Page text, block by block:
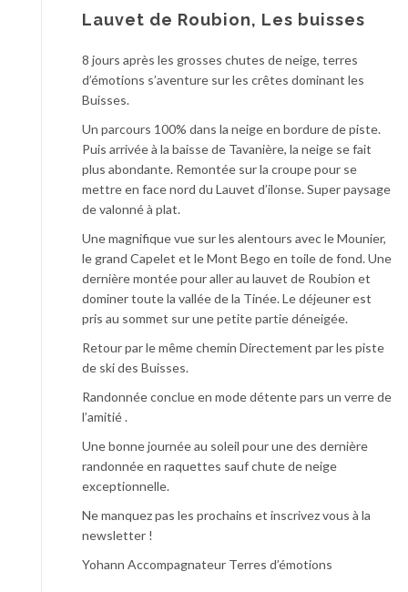
Lauvet de Roubion, Les buisses
8 jours après les grosses chutes de neige, terres
d’émotions s’aventure sur les crêtes dominant les
Buisses.
Un parcours 100% dans la neige en bordure de piste.
Puis arrivée à la baisse de Tavanière, la neige se fait
plus abondante. Remontée sur la croupe pour se
mettre en face nord du Lauvet d’ilonse. Super paysage
de valonné à plat.
Une magnifique vue sur les alentours avec le Mounier,
le grand Capelet et le Mont Bego en toile de fond. Une
dernière montée pour aller au lauvet de Roubion et
dominer toute la vallée de la Tinée. Le déjeuner est
pris au sommet sur une petite partie déneigée.
Retour par le même chemin Directement par les piste
de ski des Buisses.
Randonnée conclue en mode détente pars un verre de
l’amitié .
Une bonne journée au soleil pour une des dernière
randonnée en raquettes sauf chute de neige
exceptionnelle.
Ne manquez pas les prochains et inscrivez vous à la
newsletter !
Yohann Accompagnateur Terres d’émotions